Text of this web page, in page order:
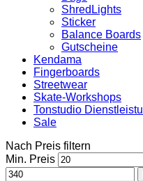
ShredLights
Sticker
Balance Boards
Gutscheine
Kendama
Fingerboards
Streetwear
Skate-Workshops
Tonstudio
Sale
Nach Preis filtern
Min. Preis